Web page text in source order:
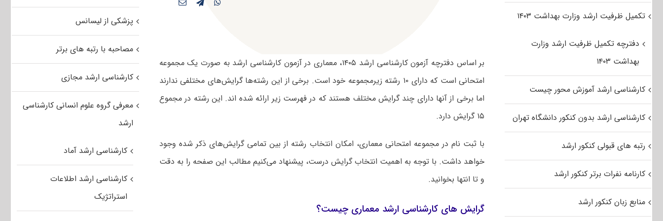
بر اساس دفترچه آزمون کارشناسی ارشد ۱۴۰۵، معماری در آزمون کارشناسی ارشد به صورت یک مجموعه
امتحانی است که دارای ۱۰ رشته زیرمجموعه خود است. برخی از این رشته‌ها گرایش‌های مختلفی ندارند
اما برخی از آنها دارای چند گرایش مختلف هستند که در فهرست زیر ارائه شده اند. این رشته در مجموع
۱۵ گرایش دارد.
با ثبت نام در مجموعه امتحانی معماری، امکان انتخاب رشته از بین تمامی گرایش‌های ذکر شده وجود
خواهد داشت. با توجه به اهمیت انتخاب گرایش درست، پیشنهاد می‌کنیم مطالب این صفحه را به دقت
و تا انتها بخوانید.
گرایش های کارشناسی ارشد معماری چیست؟
پزشکی از لیسانس
مصاحبه با رتبه های برتر
کارشناسی ارشد مجازی
معرفی گروه علوم انسانی کارشناسی
ارشد
کارشناسی ارشد آماد
کارشناسی ارشد اطلاعات
استراتژیک
تکمیل ظرفیت ارشد وزارت بهداشت ۱۴۰۳
دفترچه تکمیل ظرفیت ارشد وزارت
بهداشت ۱۴۰۳
کارشناسی ارشد آموزش محور چیست
کارشناسی ارشد بدون کنکور دانشگاه تهران
رتبه های قبولی کنکور ارشد
کارنامه نفرات برتر کنکور ارشد
منابع زبان کنکور ارشد